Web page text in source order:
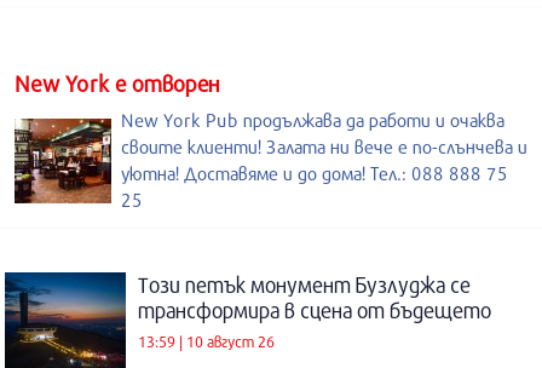
New York е отворен
New York Pub продължава да работи и очаква
своите клиенти! Залата ни вече е по-слънчева и
уютна! Доставяме и до дома! Тел.: 088 888 75
25
Този петък монумент Бузлуджа се
трансформира в сцена от бъдещето
13:59 | 10 август 26